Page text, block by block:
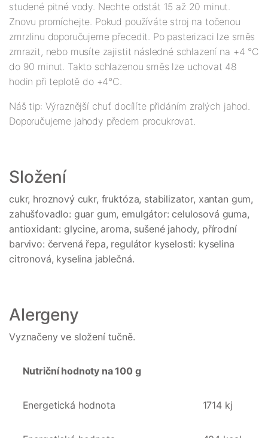
studené pitné vody. Nechte odstát 15 až 20 minut.
Znovu promíchejte. Pokud používáte stroj na točenou
zmrzlinu doporučujeme přecedit. Po pasterizaci lze směs
zmrazit, nebo musíte zajistit následné schlazení na +4 °C
do 90 minut. Takto schlazenou směs lze uchovat 48
hodin při teplotě do +4°C.
Náš tip: Výraznější chuť docílíte přidáním zralých jahod.
Doporučujeme jahody předem procukrovat.
Složení
cukr, hroznový cukr, fruktóza, stabilizator, xantan gum,
zahušťovadlo: guar gum, emulgátor: celulosová guma,
antioxidant: glycine, aroma, sušené jahody, přírodní
barvivo: červená řepa, regulátor kyselosti: kyselina
citronová, kyselina jablečná.
Alergeny
Vyznačeny ve složení tučně.
Nutriční hodnoty na 100 g
Energetická hodnota 1714 kj